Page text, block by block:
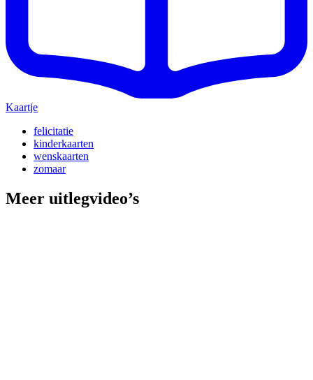
Kaartje
felicitatie
kinderkaarten
wenskaarten
zomaar
Meer uitlegvideo’s